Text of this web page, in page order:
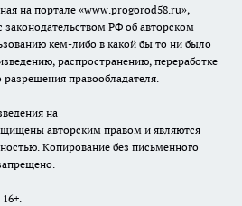
на портале «www.progorod58.ru»,
законодательством РФ об авторском
кем-либо в какой бы то ни было
распространению, переработке
разрешения правообладателя.
на
авторским правом и являются
Копирование без письменного